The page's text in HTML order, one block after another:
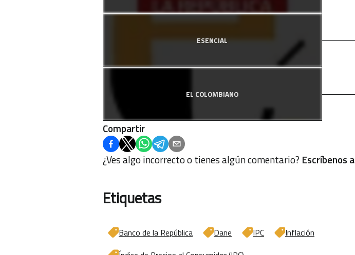
ESENCIAL
EL COLOMBIANO
Compartir
¿Ves algo incorrecto o tienes algún comentario? Escríbenos a
Etiquetas
Banco de la República Dane IPC
Inflación